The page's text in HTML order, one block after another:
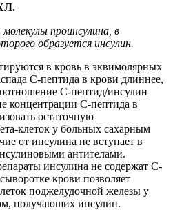
проинсулина, в
образуется инсулин.
в кровь в эквимолярных
С-пептида в крови длиннее,
С-пептид/инсулин
концентрации С-пептида в
остаточную
клеток у больных сахарным
от инсулина не вступает в
антителами.
инсулина не содержат С-
крови позволяет
поджелудочной железы у
получающих инсулин.